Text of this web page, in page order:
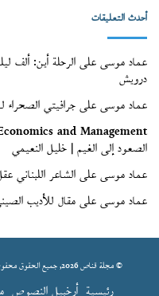
أحدث التعليقات
عماد موسىعلىالرحلة أين: ألف
درويش
عماد موسىعلىجرافيتي الصحراء
and Management
الصعود إلى الغيم | خليل النعيمي
عماد موسىعلىالشاعر اللبناني
عماد موسىعلىمقال للأديب
© مجلة قناص 2026, جميع الحقوق محفوظة |